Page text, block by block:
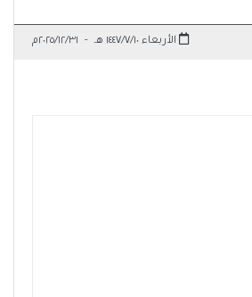
الأربعاء ١٤٤٧/٧/١٠ هـ - ٢٠٢٥/١٢/٣١م